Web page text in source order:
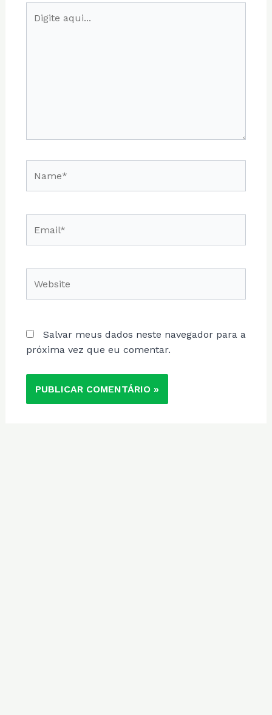
aqui...
Salvar meus dados neste navegador para a
próxima vez que eu comentar.